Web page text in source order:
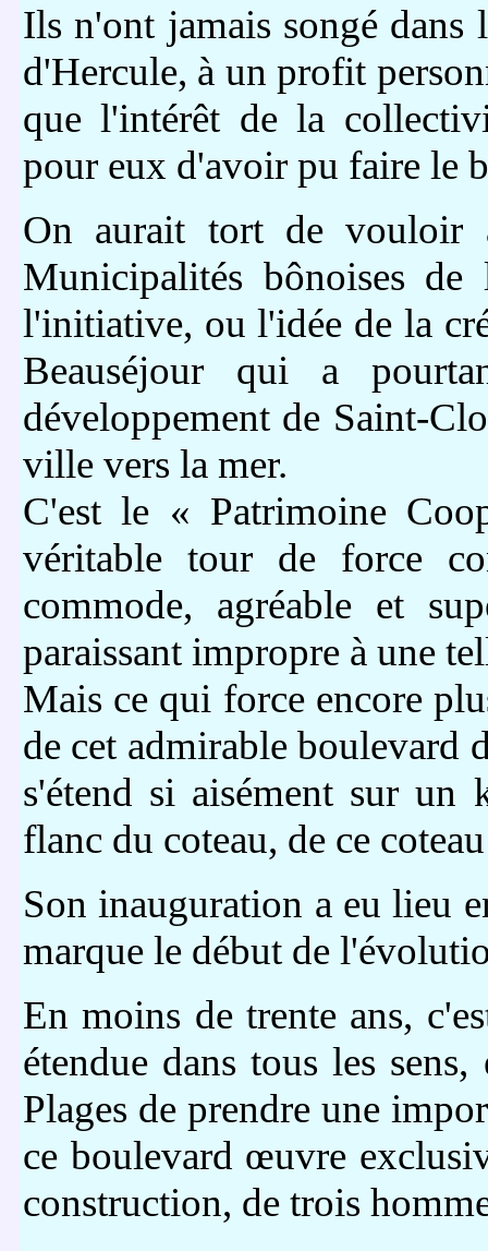
Ils n'ont jamais songé dans
d'Hercule, à un profit
que l'intérêt de la
pour eux d'avoir pu faire le
On aurait tort de vouloir
Municipalités bônoises
l'initiative, ou l'idée de la
Beauséjour qui a
développement de Saint-
ville vers la mer.
C'est le « Patrimoine
véritable tour de force
commode, agréable et
paraissant impropre à une
Mais ce qui force encore
de cet admirable boulevard
s'étend si aisément sur un
flanc du coteau, de ce
Son inauguration a eu lieu
marque le début de
En moins de trente ans,
étendue dans tous les
Plages de prendre une
ce boulevard œuvre
construction, de trois